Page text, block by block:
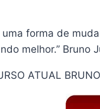
forma de
melhor.” Bruno
ATUAL